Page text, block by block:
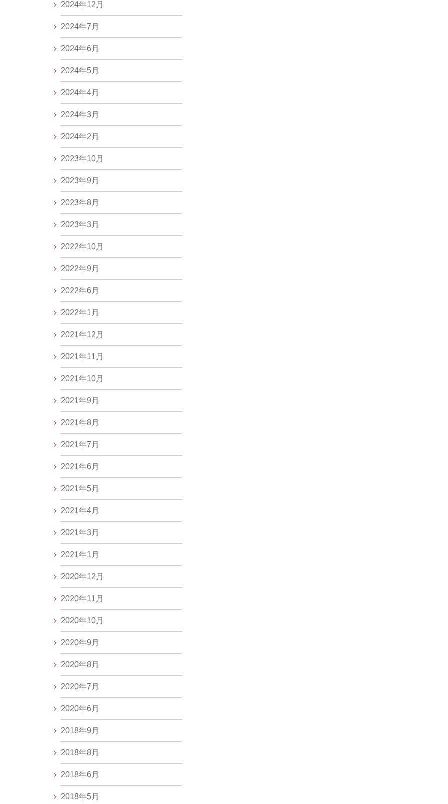
2024年12月
2024年7月
2024年6月
2024年5月
2024年4月
2024年3月
2024年2月
2023年10月
2023年9月
2023年8月
2023年3月
2022年10月
2022年9月
2022年6月
2022年1月
2021年12月
2021年11月
2021年10月
2021年9月
2021年8月
2021年7月
2021年6月
2021年5月
2021年4月
2021年3月
2021年1月
2020年12月
2020年11月
2020年10月
2020年9月
2020年8月
2020年7月
2020年6月
2018年9月
2018年8月
2018年6月
2018年5月